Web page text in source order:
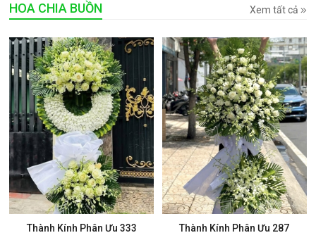
HOA CHIA BUỒN Xem tất cả
Thành Kính Phân Ưu 333
Mua ngay
Thành Kính Phân Ưu 287
Mua ngay